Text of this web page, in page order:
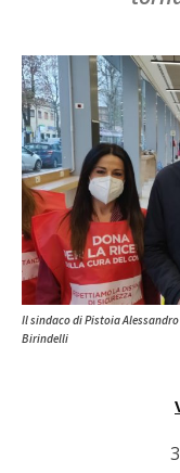
Il sindaco di Pistoia
Birindelli